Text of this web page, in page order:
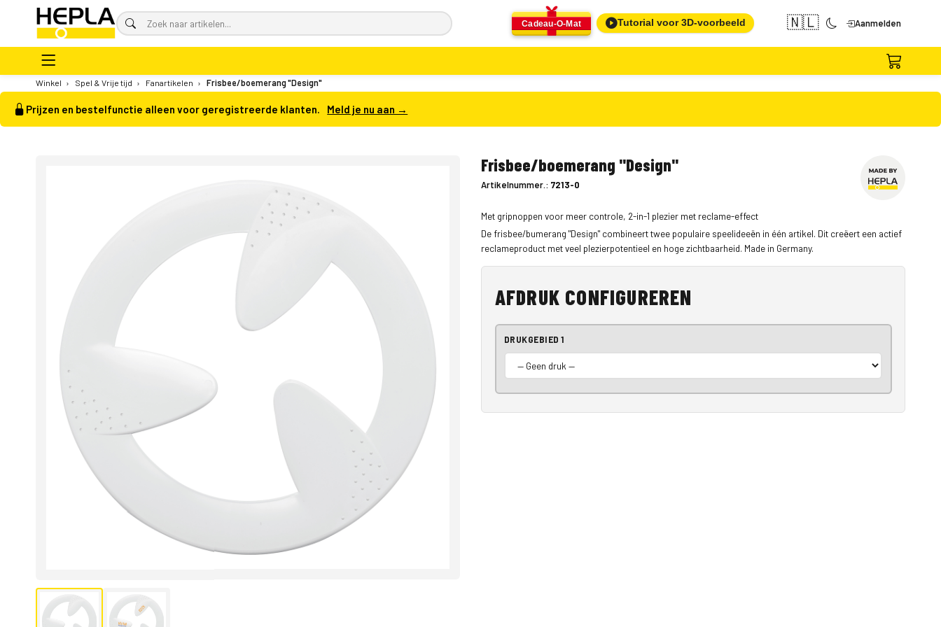
Cadeau-O-Mat Tutorial voor 3D-voorbeeld 🇳🇱 Aanmelden
Winkel › Spel & Vrije tijd › Fanartikelen › Frisbee/boemerang "Design"
Prijzen en bestelfunctie alleen voor geregistreerde klanten. Meld je nu aan →
Frisbee/boemerang "Design"
Artikelnummer.: 7213-0
Met gripnoppen voor meer controle, 2-in-1 plezier met reclame-effect
De frisbee/bumerang "Design" combineert twee populaire speelideeën in één artikel. Dit creëert een actief
reclameproduct met veel plezierpotentieel en hoge zichtbaarheid. Made in Germany.
AFDRUK CONFIGUREREN
DRUKGEBIED 1